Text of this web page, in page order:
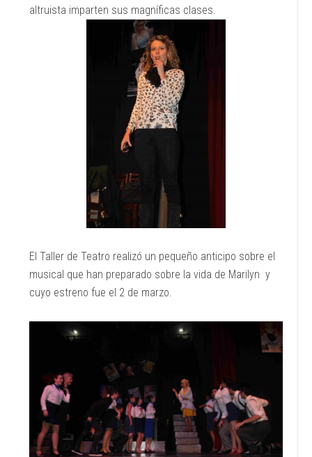
altruista imparten sus magníficas clases.
El Taller de Teatro realizó un pequeño anticipo sobre el
musical que han preparado sobre la vida de Marilyn y
cuyo estreno fue el 2 de marzo.